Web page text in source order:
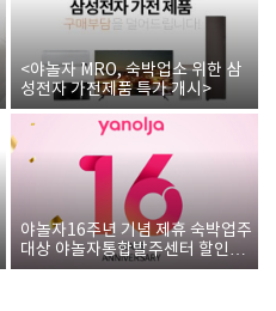
<야놀자 MRO, 숙박업소 위한 삼
성전자 가전제품 특가 개시>
야놀자16주년 기념 제휴 숙박업주
대상 야놀자통합발주센터 할인쿠
폰 증정